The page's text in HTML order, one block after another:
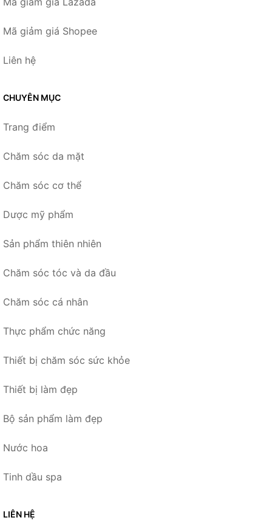
Mã giảm giá Shopee
Liên hệ
CHUYÊN MỤC
Trang điểm
Chăm sóc da mặt
Chăm sóc cơ thể
Dược mỹ phẩm
Sản phẩm thiên nhiên
Chăm sóc tóc và da đầu
Chăm sóc cá nhân
Thực phẩm chức năng
Thiết bị chăm sóc sức khỏe
Thiết bị làm đẹp
Bộ sản phẩm làm đẹp
Nước hoa
Tinh dầu spa
LIÊN HỆ